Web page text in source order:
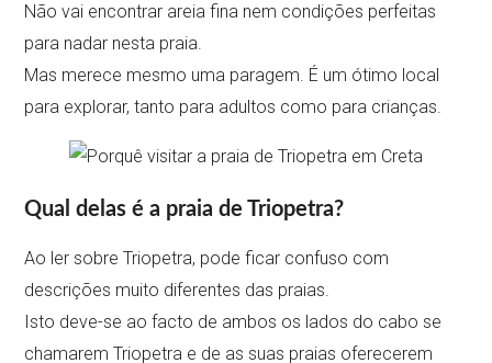
Não vai encontrar areia fina nem condições perfeitas
para nadar nesta praia.
Mas merece mesmo uma paragem. É um ótimo local
para explorar, tanto para adultos como para crianças.
Qual delas é a praia de Triopetra?
Ao ler sobre Triopetra, pode ficar confuso com
descrições muito diferentes das praias.
Isto deve-se ao facto de ambos os lados do cabo se
chamarem Triopetra e de as suas praias oferecerem